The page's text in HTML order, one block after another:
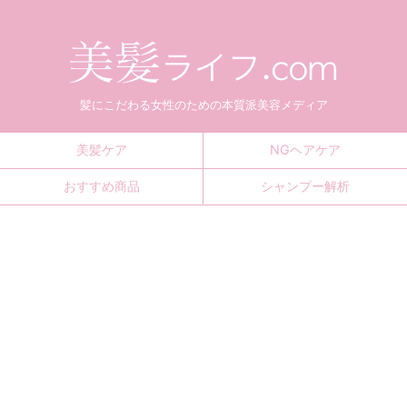
髪にこだわる女性のための本質派美容メディア
美髪ケア NGヘアケア
おすすめ商品 シャンプー解析